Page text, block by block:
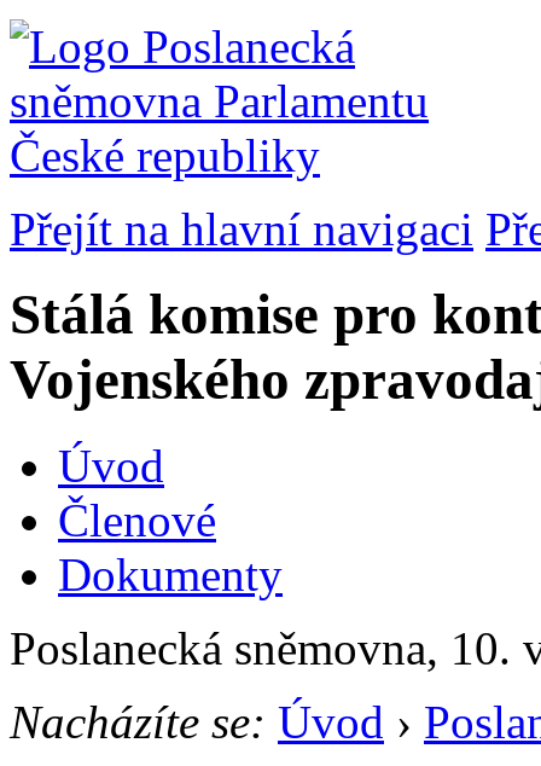
Přejít na hlavní navigaci
Stálá komise pro
Vojenského
Úvod
Členové
Dokumenty
Poslanecká sněmovna,
Nacházíte se: Úvod ›